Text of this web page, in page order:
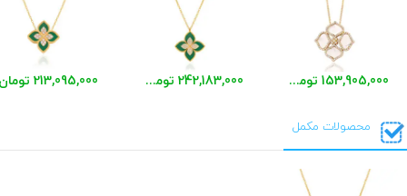
153,905,000 تومان 242,183,000 تومان 213,095,000 تومان
محصولات مکمل